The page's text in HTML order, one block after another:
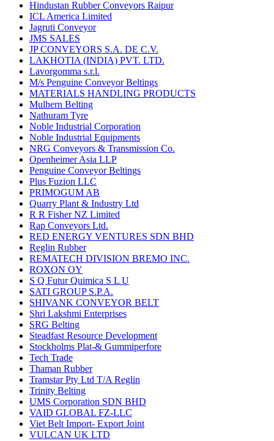
Hindustan Rubber Conveyors Raipur
ICL America Limited
Jagruti Conveyor
JMS SALES
JP CONVEYORS S.A. DE C.V.
LAKHOTIA (INDIA) PVT. LTD.
Lavorgomma s.r.l.
M/s Penguine Conveyor Beltings
MATERIALS HANDLING PRODUCTS
Mulhern Belting
Nathuram Tyre
Noble Industrial Corporation
Noble Industrial Equipments
NRG Conveyors & Transmission Co.
Openheimer Asia LLP
Penguine Conveyor Beltings
Plus Fuzion LLC
PRIMOGUM AB
Quarry Plant & Industry Ltd
R R Fisher NZ Limited
Rap Conveyors Ltd.
RED ENERGY VENTURES SDN BHD
Reglin Rubber
REMATECH DIVISION BREMO INC.
ROXON OY
S Q Futur Quimica S L U
SATI GROUP S.P.A.
SHIVANK CONVEYOR BELT
Shri Lakshmi Enterprises
SRG Belting
Steadfast Resource Development
Stockholms Plat-& Gummiperfore
Tech Trade
Thaman Rubber
Tramstar Pty Ltd T/A Reglin
Trinity Belting
UMS Corporation SDN BHD
VAID GLOBAL FZ-LLC
Viet Belt Import- Export Joint
VULCAN UK LTD